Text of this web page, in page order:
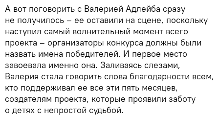
А вот поговорить с Валерией Адлейба сразу
не получилось – ее оставили на сцене, поскольку
наступил самый волнительный момент всего
проекта – организаторы конкурса должны были
назвать имена победителей. И первое место
завоевала именно она. Заливаясь слезами,
Валерия стала говорить слова благодарности всем,
кто поддерживал ее все эти пять месяцев,
создателям проекта, которые проявили заботу
о детях с непростой судьбой.